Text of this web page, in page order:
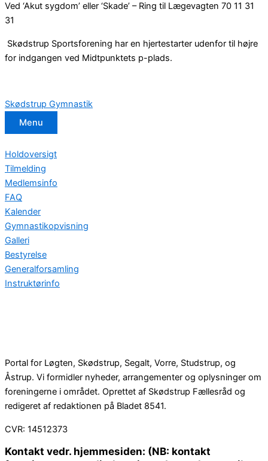
Ved ‘Akut sygdom’ eller ‘Skade’ – Ring til Lægevagten 70 11 31
31
Skødstrup Sportsforening har en hjertestarter udenfor til højre
for indgangen ved Midtpunktets p-plads.
Skødstrup Gymnastik
Menu
Holdoversigt
Tilmelding
Medlemsinfo
FAQ
Kalender
Gymnastikopvisning
Galleri
Bestyrelse
Generalforsamling
Instruktørinfo
Portal for Løgten, Skødstrup, Segalt, Vorre, Studstrup, og
Åstrup. Vi formidler nyheder, arrangementer og oplysninger om
foreningerne i området. Oprettet af Skødstrup Fællesråd og
redigeret af redaktionen på Bladet 8541.
CVR: 14512373
Kontakt vedr. hjemmesiden: (NB: kontakt